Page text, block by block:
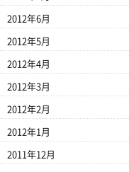
2012年6月
2012年5月
2012年4月
2012年3月
2012年2月
2012年1月
2011年12月